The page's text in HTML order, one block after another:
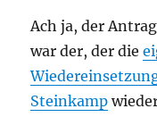
Ach ja, der
war der, der die
Steinkamp